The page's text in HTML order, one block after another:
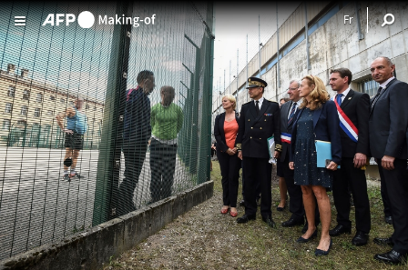
Aller au contenu principal